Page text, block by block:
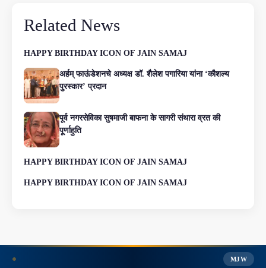
Related News
HAPPY BIRTHDAY ICON OF JAIN SAMAJ
अर्हम् फाऊंडेशनचे अध्यक्ष डॉ. शैलेश पगारिया यांना ‘कौशल्य
पुरस्कार’ प्रदान
पूर्व नगरसेविका सुषमाजी बाफना के सागरी संथारा व्रत की
पूर्णाहुति
HAPPY BIRTHDAY ICON OF JAIN SAMAJ
HAPPY BIRTHDAY ICON OF JAIN SAMAJ
MJW